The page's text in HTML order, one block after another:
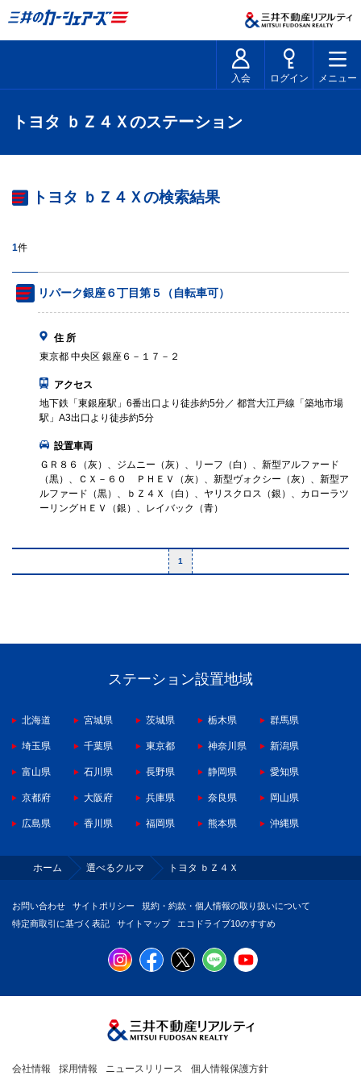
入会 ログイン メニュー
トヨタ ｂＺ４Ｘのステーション
トヨタ ｂＺ４Ｘの検索結果
1件
リパーク銀座６丁目第５（自転車可）
住 所
東京都 中央区 銀座６－１７－２
アクセス
地下鉄「東銀座駅」6番出口より徒歩約5分／ 都営大江戸線「築地市場
駅」A3出口より徒歩約5分
設置車両
ＧＲ８６（灰）、ジムニー（灰）、リーフ（白）、新型アルファード
（黒）、ＣＸ－６０ ＰＨＥＶ（灰）、新型ヴォクシー（灰）、新型ア
ルファード（黒）、ｂＺ４Ｘ（白）、ヤリスクロス（銀）、カローラツ
ーリングＨＥＶ（銀）、レイバック（青）
1
ステーション設置地域
北海道 宮城県 茨城県 栃木県 群馬県
埼玉県 千葉県 東京都 神奈川県 新潟県
富山県 石川県 長野県 静岡県 愛知県
京都府 大阪府 兵庫県 奈良県 岡山県
広島県 香川県 福岡県 熊本県 沖縄県
ホーム 選べるクルマ トヨタ ｂＺ４Ｘ
お問い合わせ サイトポリシー
規約・約款・個人情報の取り扱いについて
特定商取引に基づく表記
サイトマップ エコドライブ10のすすめ
会社情報 採用情報 ニュースリリース 個人情報保護方針